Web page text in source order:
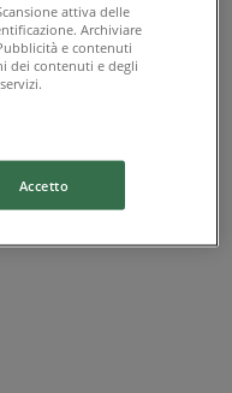
Doro
tecnologica che
in tutto il mondo.
attiva delle
Archiviare
e contenuti
dei contenuti e degli
Accetto